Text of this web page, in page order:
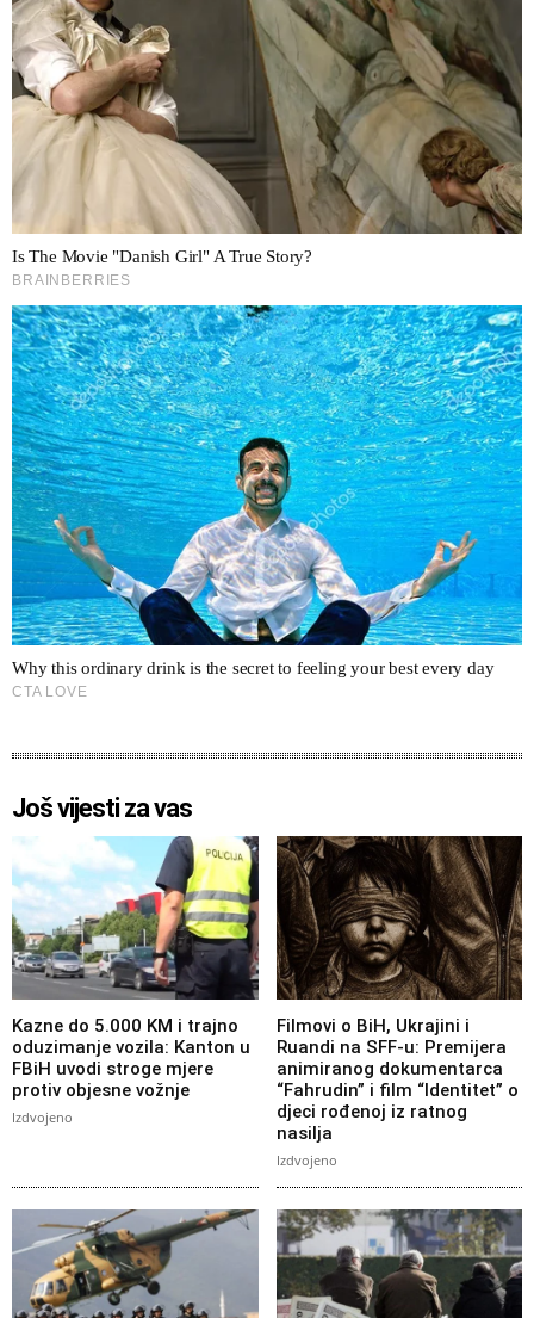
Još vijesti za vas
Kazne do 5.000 KM i trajno
oduzimanje vozila: Kanton u
FBiH uvodi stroge mjere
protiv objesne vožnje
Izdvojeno
Filmovi o BiH, Ukrajini i
Ruandi na SFF-u: Premijera
animiranog dokumentarca
“Fahrudin” i film “Identitet” o
djeci rođenoj iz ratnog
nasilja
Izdvojeno